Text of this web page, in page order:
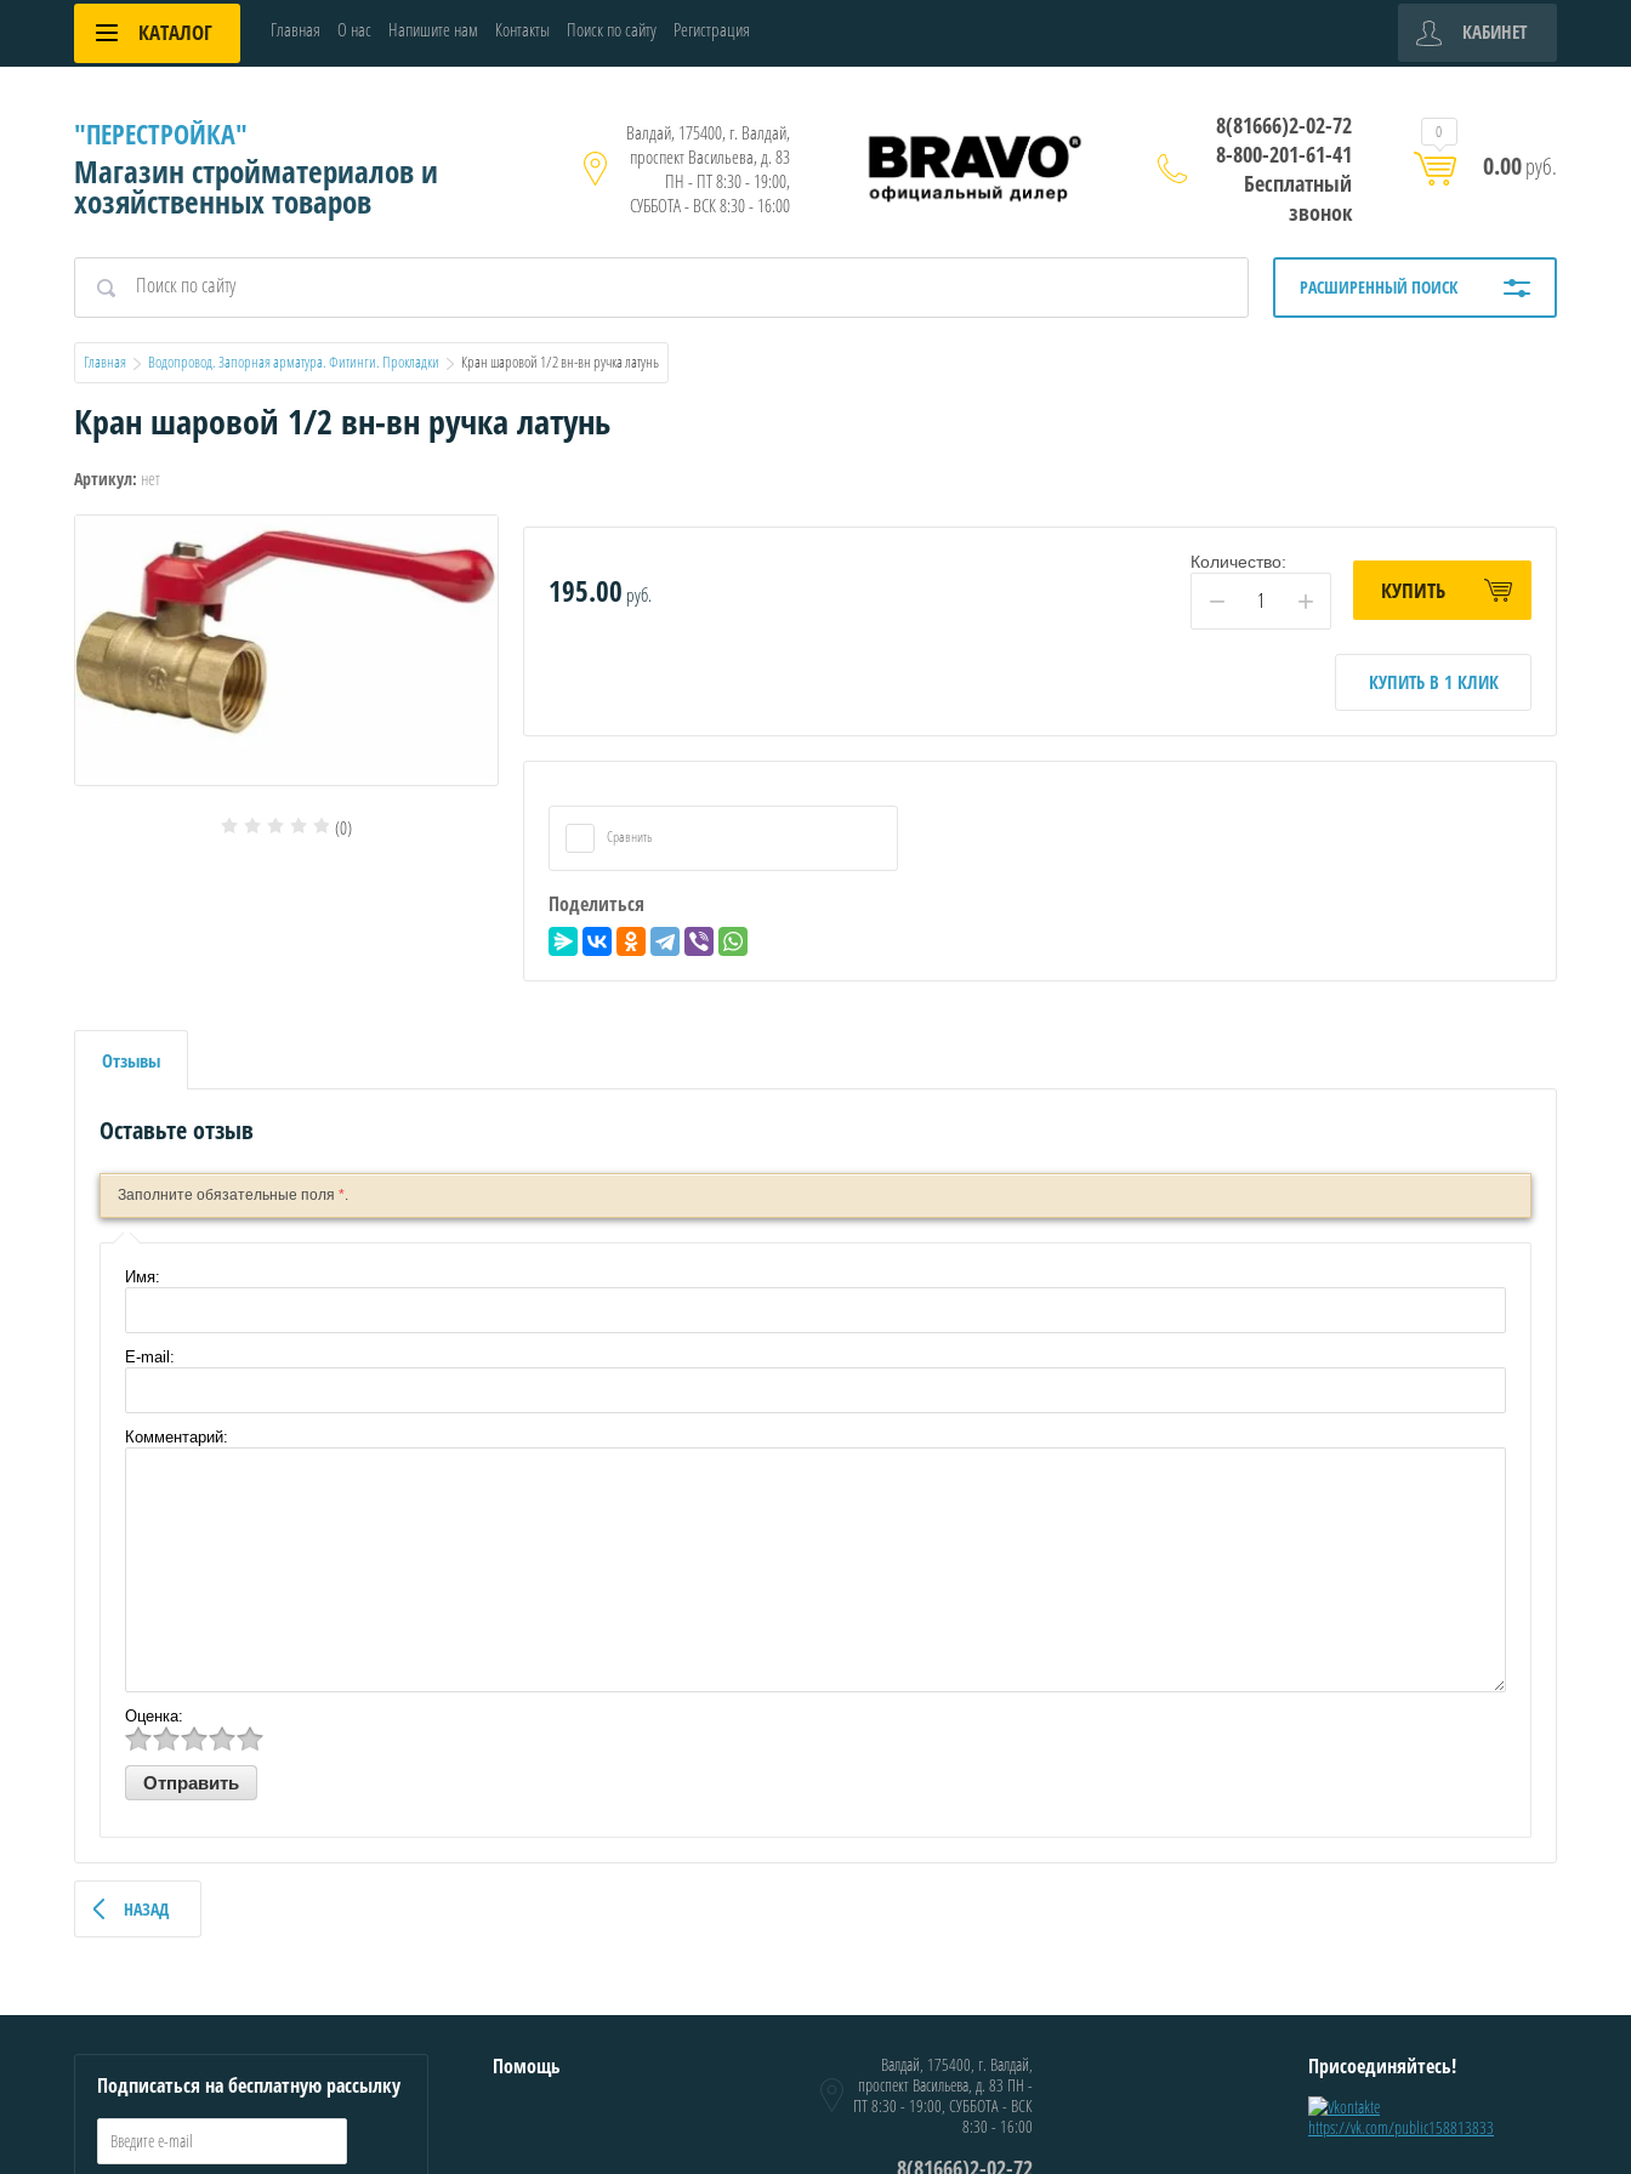
КАТАЛОГ Главная О нас Напишите нам Контакты Поиск по сайту Регистрация КАБИНЕТ
"ПЕРЕСТРОЙКА"
Магазин стройматериалов и
хозяйственных товаров
Валдай, 175400, г. Валдай,
проспект Васильева, д. 83
ПН - ПТ 8:30 - 19:00,
СУББОТА - ВСК 8:30 - 16:00
8(81666)2-02-72
8-800-201-61-41
Бесплатный
звонок
0
0.00руб.
РАСШИРЕННЫЙ ПОИСК
Главная Водопровод. Запорная арматура. Фитинги. Прокладки
  Кран шаровой 1/2 вн-вн ручка латунь
Кран шаровой 1/2 вн-вн ручка латунь
Артикул: нет
(0)
195.00 руб.
Количество:
− + КУПИТЬ
КУПИТЬ В 1 КЛИК
Сравнить
Поделиться
Отзывы
Оставьте отзыв
Заполните обязательные поля *
Имя:
E-mail:
Комментарий:
Оценка:
НАЗАД
Подписаться на бесплатную рассылку
Помощь
Валдай, 175400, г. Валдай,
проспект Васильева, д. 83 ПН -
ПТ 8:30 - 19:00, СУББОТА - ВСК
8:30 - 16:00
8(81666)2-02-72
Присоединяйтесь!